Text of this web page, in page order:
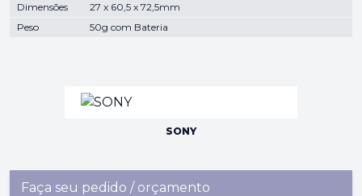
Dimensões
27 x 60,5 x 72,5mm
Peso
50g com Bateria
Faça seu pedido / orçamento
SONY